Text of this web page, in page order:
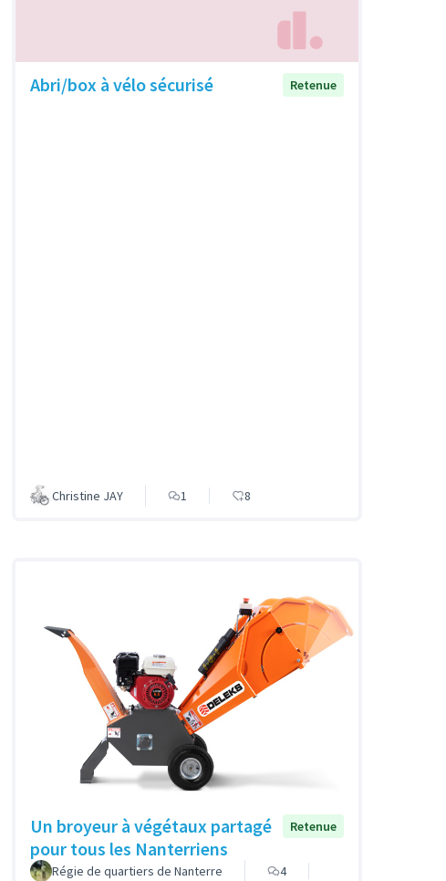
Abri/box à vélo sécurisé Retenue
Christine JAY 1 8
Un broyeur à végétaux partagé
pour tous les Nanterriens
Retenue
Régie de quartiers de Nanterre
4